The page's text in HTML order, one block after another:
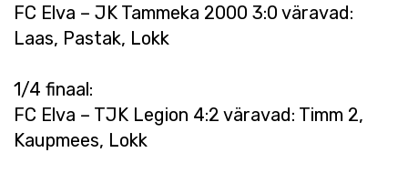
FC Elva – JK Tammeka 2000 3:0 väravad:
Laas, Pastak, Lokk
1/4 finaal:
FC Elva – TJK Legion 4:2 väravad: Timm 2,
Kaupmees, Lokk